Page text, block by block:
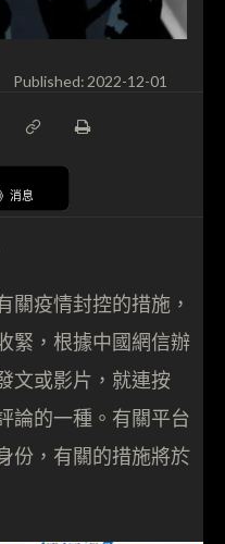
Published: 2022-12-01
消息
關疫情封控的措施，
緊，根據中國網信辦
文或影片，就連按
論的一種。有關平台
份，有關的措施將於